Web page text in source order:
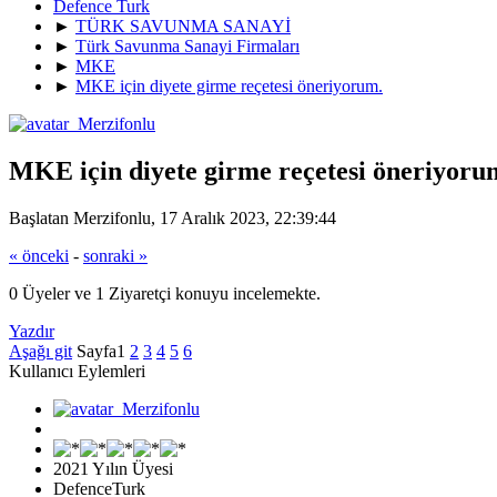
Defence Turk
► TÜRK SAVUNMA SANAYİ
► Türk Savunma Sanayi Firmaları
► MKE
► MKE için diyete girme reçetesi öneriyorum.
MKE için diyete girme reçetesi
Başlatan Merzifonlu, 17 Aralık 2023, 22:39:44
« önceki - sonraki »
0 Üyeler ve 1 Ziyaretçi konuyu incelemekte.
Yazdır
Aşağı git Sayfa1 2 3 4 5 6
Kullanıcı Eylemleri
2021 Yılın Üyesi
DefenceTurk